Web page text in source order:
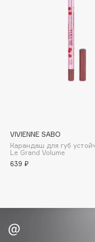
Boadicea The Victorious
Bvlgari
by TERRY
BY WISHTREND
C
Cadence
VIVIENNE SABO
Карандаш для губ
Le Grand Volume
639 ₽